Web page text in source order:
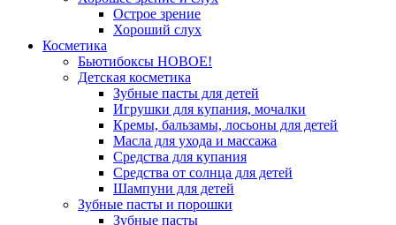
Острое зрение
Хороший слух
Косметика
Бьютибоксы НОВОЕ!
Детская косметика
Зубные пасты для детей
Игрушки для купания, мочалки
Кремы, бальзамы, лосьоны для детей
Масла для ухода и массажа
Средства для купания
Средства от солнца для детей
Шампуни для детей
Зубные пасты и порошки
Зубные пасты